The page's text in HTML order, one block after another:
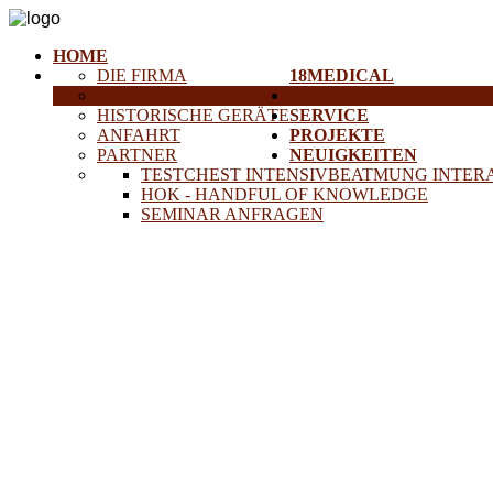
HOME
18MEDICAL
DIE FIRMA
HISTORISCHE GERÄTE
ANFAHRT
PARTNER
TESTCHEST INTENSIVBEATMUNG
HOK - HANDFUL OF KNOWLEDGE
SEMINAR ANFRAGEN
SERVICE
PROJEKTE
NEUIGKEITEN